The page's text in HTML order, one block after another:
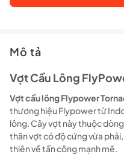
Mô tả
Vợt Cầu Lông
Vợt cầu lông Flypower
thương hiệu Flypower từ
lông. Cây vợt này thuộc
thân vợt có độ cứng vừa
thiên về tấn công mạnh mẽ.